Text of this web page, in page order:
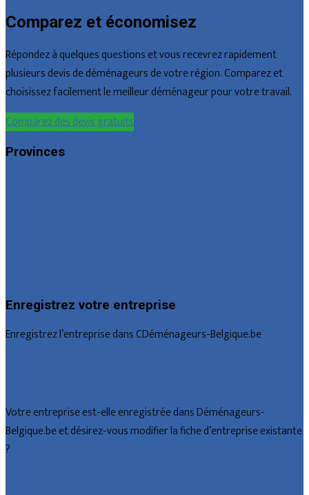
Comparez et économisez
Répondez à quelques questions et vous recevrez rapidement
plusieurs devis de déménageurs de votre région. Comparez et
choisissez facilement le meilleur déménageur pour votre travail.
Comparez des devis gratuits
Provinces
Enregistrez votre entreprise
Enregistrez l’entreprise dans CDéménageurs-Belgique.be
Votre entreprise est-elle enregistrée dans Déménageurs-
Belgique.be et désirez-vous modifier la fiche d’entreprise existante
?